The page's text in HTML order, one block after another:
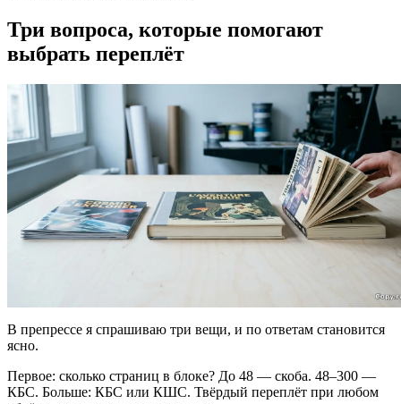
Три вопроса, которые помогают
выбрать переплёт
В препрессе я спрашиваю три вещи, и по ответам становится
ясно.
Первое: сколько страниц в блоке? До 48 — скоба. 48–300 —
КБС. Больше: КБС или КШС. Твёрдый переплёт при любом